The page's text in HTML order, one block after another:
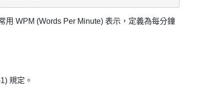
WPM (Words Per Minute) 表示，定義為每分鐘
規定。